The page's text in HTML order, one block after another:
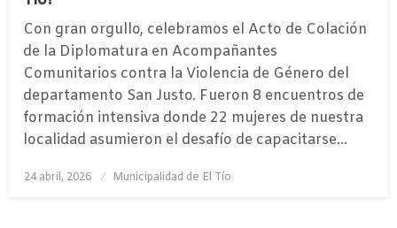
Con gran orgullo, celebramos el Acto de Colación
de la Diplomatura en Acompañantes
Comunitarios contra la Violencia de Género del
departamento San Justo. ​Fueron 8 encuentros de
formación intensiva donde 22 mujeres de nuestra
localidad asumieron el desafío de capacitarse…
Publicado
24 abril, 2026 Municipalidad de El Tío